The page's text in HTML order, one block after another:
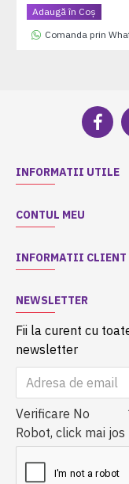
Adaugă în Coş
Comanda prin
INFORMATII UTILE
CONTUL MEU
INFORMATII CLIENT
NEWSLETTER
Fii la curent cu
newsletter
Verificare No
Robot, click mai jos